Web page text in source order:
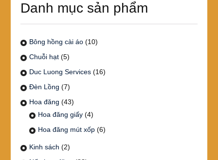
Danh mục sản phẩm
Bông hồng cài áo (10)
Chuỗi hạt (5)
Duc Luong Services (16)
Đèn Lồng (7)
Hoa đăng (43)
Hoa đăng giấy (4)
Hoa đăng mút xốp (6)
Kinh sách (2)